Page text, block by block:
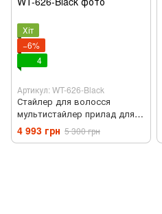
Хіт
−6%
4
Артикул: WT-626-Black
Стайлер для волосся
мультистайлер прилад для
укладання волосся фен-
стайлер 7 в 1 Чорний
4 993 грн 5 300 грн